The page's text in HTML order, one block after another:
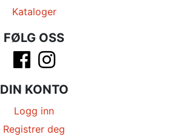
Kataloger
FØLG OSS
DIN KONTO
Logg inn
Registrer deg